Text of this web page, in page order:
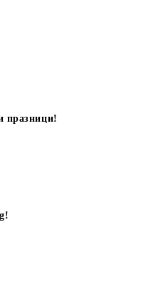
празници!